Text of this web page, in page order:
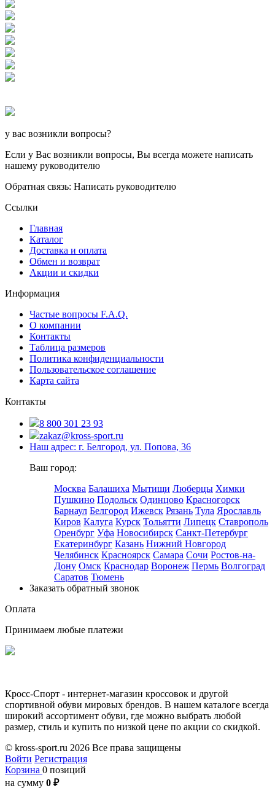
у вас возникли вопросы?
Если у Вас возникли вопросы, Вы всегда можете написать
нашему руководителю
Обратная связь: Написать руководителю
Ссылки
Главная
Каталог
Доставка и оплата
Обмен и возврат
Акции и скидки
Информация
Частые вопросы F.A.Q.
О компании
Контакты
Таблица размеров
Политика конфиденциальности
Пользовательское соглашение
Карта сайта
Контакты
8 800 301 23 93
zakaz@kross-sport.ru
Наш адрес: г. Белгород, ул. Попова, 36
Ваш город:
Москва Балашиха Мытищи Люберцы Химки
Пушкино Подольск Одинцово Красногорск
Барнаул Белгород Ижевск Рязань Тула Ярославль
Киров Калуга Курск Тольятти Липецк Ставрополь
Оренбург Уфа Новосибирск Санкт-Петербург
Екатеринбург Казань Нижний Новгород
Челябинск Красноярск Самара Сочи Ростов-на-
Дону Омск Краснодар Воронеж Пермь Волгоград
Саратов Тюмень
Заказать обратный звонок
Оплата
Принимаем любые платежи
Кросс-Спорт - интернет-магазин кроссовок и другой
спортивной обуви мировых брендов. В нашем каталоге всегда
широкий ассортимент обуви, где можно выбрать любой
размер, стиль и купить по низкой цене по акции со скидкой.
© kross-sport.ru 2026 Все права защищены
Войти Регистрация
Корзина 0 позиций
на сумму 0 ₽